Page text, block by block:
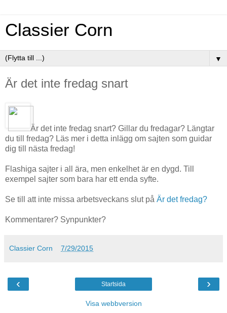
Classier Corn
▼
Är det inte fredag snart
Är det inte fredag snart? Gillar du fredagar? Längtar
du till fredag? Läs mer i detta inlägg om sajten som guidar
dig till nästa fredag!
Flashiga sajter i all ära, men enkelhet är en dygd. Till
exempel sajter som bara har ett enda syfte.
Se till att inte missa arbetsveckans slut på Är det fredag?
Kommentarer? Synpunkter?
Classier Corn 7/29/2015
‹ ›
Startsida
Visa webbversion